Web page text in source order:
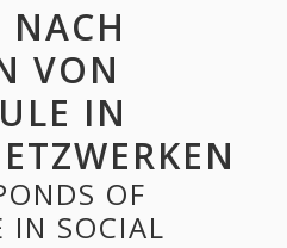
NACH
VON
IN
OF
IN SOCIAL